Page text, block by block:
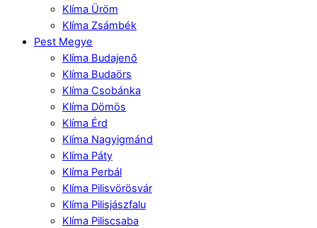
Klíma Üröm
Klíma Zsámbék
Pest Megye
Klíma Budajenő
Klíma Budaörs
Klíma Csobánka
Klíma Dömös
Klíma Érd
Klíma Nagyigmánd
Klíma Páty
Klíma Perbál
Klíma Pilisvörösvár
Klíma Pilisjászfalu
Klíma Piliscsaba